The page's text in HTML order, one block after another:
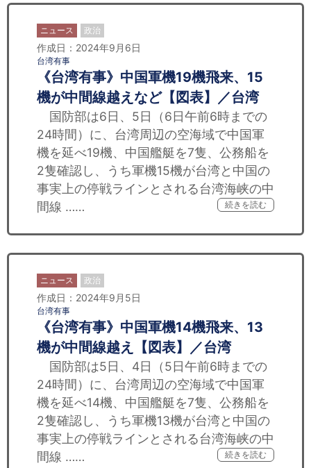
ニュース 政治
作成日：2024年9月6日
台湾有事
《台湾有事》中国軍機19機飛来、15
機が中間線越えなど【図表】／台湾
国防部は6日、5日（6日午前6時までの
24時間）に、台湾周辺の空海域で中国軍
機を延べ19機、中国艦艇を7隻、公務船を
2隻確認し、うち軍機15機が台湾と中国の
事実上の停戦ラインとされる台湾海峡の中
間線 ……
続きを読む
ニュース 政治
作成日：2024年9月5日
台湾有事
《台湾有事》中国軍機14機飛来、13
機が中間線越え【図表】／台湾
国防部は5日、4日（5日午前6時までの
24時間）に、台湾周辺の空海域で中国軍
機を延べ14機、中国艦艇を7隻、公務船を
2隻確認し、うち軍機13機が台湾と中国の
事実上の停戦ラインとされる台湾海峡の中
間線 ……
続きを読む